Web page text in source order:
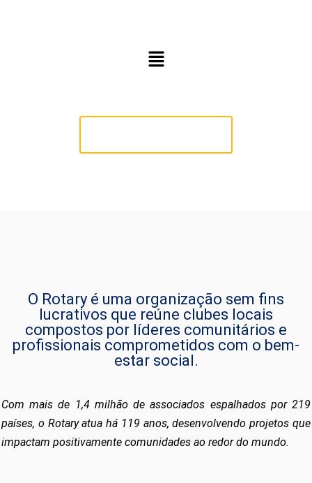
O Rotary é uma organização sem fins
lucrativos que reúne clubes locais
compostos por líderes comunitários e
profissionais comprometidos com o bem-
estar social.
Com mais de 1,4 milhão de associados espalhados por 219
países, o Rotary atua há 119 anos, desenvolvendo projetos que
impactam positivamente comunidades ao redor do mundo.